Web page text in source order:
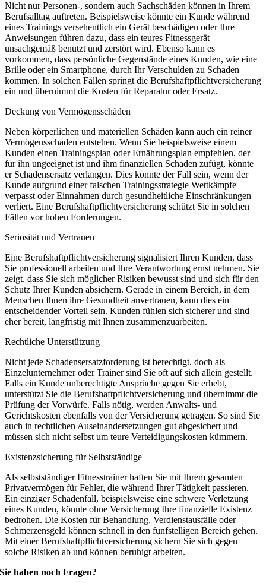
Nicht nur Personen-, sondern auch Sachschäden können in Ihrem
Berufsalltag auftreten. Beispielsweise könnte ein Kunde während
eines Trainings versehentlich ein Gerät beschädigen oder Ihre
Anweisungen führen dazu, dass ein teures Fitnessgerät
unsachgemäß benutzt und zerstört wird. Ebenso kann es
vorkommen, dass persönliche Gegenstände eines Kunden, wie eine
Brille oder ein Smartphone, durch Ihr Verschulden zu Schaden
kommen. In solchen Fällen springt die Berufshaftpflichtversicherung
ein und übernimmt die Kosten für Reparatur oder Ersatz.
Deckung von Vermögensschäden
Neben körperlichen und materiellen Schäden kann auch ein reiner
Vermögensschaden entstehen. Wenn Sie beispielsweise einem
Kunden einen Trainingsplan oder Ernährungsplan empfehlen, der
für ihn ungeeignet ist und ihm finanziellen Schaden zufügt, könnte
er Schadensersatz verlangen. Dies könnte der Fall sein, wenn der
Kunde aufgrund einer falschen Trainingsstrategie Wettkämpfe
verpasst oder Einnahmen durch gesundheitliche Einschränkungen
verliert. Eine Berufshaftpflichtversicherung schützt Sie in solchen
Fällen vor hohen Forderungen.
Seriosität und Vertrauen
Eine Berufshaftpflichtversicherung signalisiert Ihren Kunden, dass
Sie professionell arbeiten und Ihre Verantwortung ernst nehmen. Sie
zeigt, dass Sie sich möglicher Risiken bewusst sind und sich für den
Schutz Ihrer Kunden absichern. Gerade in einem Bereich, in dem
Menschen Ihnen ihre Gesundheit anvertrauen, kann dies ein
entscheidender Vorteil sein. Kunden fühlen sich sicherer und sind
eher bereit, langfristig mit Ihnen zusammenzuarbeiten.
Rechtliche Unterstützung
Nicht jede Schadensersatzforderung ist berechtigt, doch als
Einzelunternehmer oder Trainer sind Sie oft auf sich allein gestellt.
Falls ein Kunde unberechtigte Ansprüche gegen Sie erhebt,
unterstützt Sie die Berufshaftpflichtversicherung und übernimmt die
Prüfung der Vorwürfe. Falls nötig, werden Anwalts- und
Gerichtskosten ebenfalls von der Versicherung getragen. So sind Sie
auch in rechtlichen Auseinandersetzungen gut abgesichert und
müssen sich nicht selbst um teure Verteidigungskosten kümmern.
Existenzsicherung für Selbstständige
Als selbstständiger Fitnesstrainer haften Sie mit Ihrem gesamten
Privatvermögen für Fehler, die während Ihrer Tätigkeit passieren.
Ein einziger Schadenfall, beispielsweise eine schwere Verletzung
eines Kunden, könnte ohne Versicherung Ihre finanzielle Existenz
bedrohen. Die Kosten für Behandlung, Verdienstausfälle oder
Schmerzensgeld können schnell in den fünfstelligen Bereich gehen.
Mit einer Berufshaftpflichtversicherung sichern Sie sich gegen
solche Risiken ab und können beruhigt arbeiten.
Sie haben noch Fragen?